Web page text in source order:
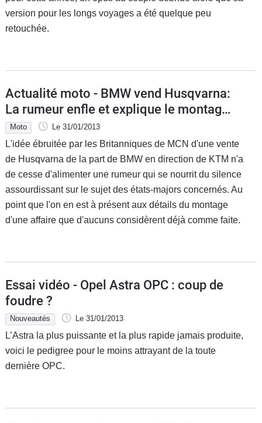
version pour les longs voyages a été quelque peu
retouchée.
Actualité moto - BMW vend Husqvarna:
La rumeur enfle et explique le montage
! Moto Le 31/01/2013
L'idée ébruitée par les Britanniques de MCN d'une vente
de Husqvarna de la part de BMW en direction de KTM n'a
de cesse d'alimenter une rumeur qui se nourrit du silence
assourdissant sur le sujet des états-majors concernés. Au
point que l'on en est à présent aux détails du montage
d'une affaire que d'aucuns considèrent déjà comme faite.
Essai vidéo - Opel Astra OPC : coup de
foudre ?
Nouveautés Le 31/01/2013
L’Astra la plus puissante et la plus rapide jamais produite,
voici le pedigree pour le moins attrayant de la toute
dernière OPC.